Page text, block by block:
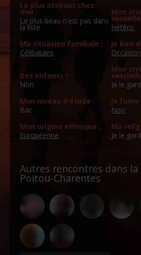
Le plus attirant chez
moi :
Le plus beau n'est pas dans
la liste
Mon
Hétéro
Ma situation familiale :
Célibataire
Je bois
Des enfants ? :
Non
Mon
Je le
Mon niveau d'étude :
Bac
Je fume
Non
Mon origine ethnique :
Européenne
Ma
Je le
Autres rencontres dans
Poitou-Charentes